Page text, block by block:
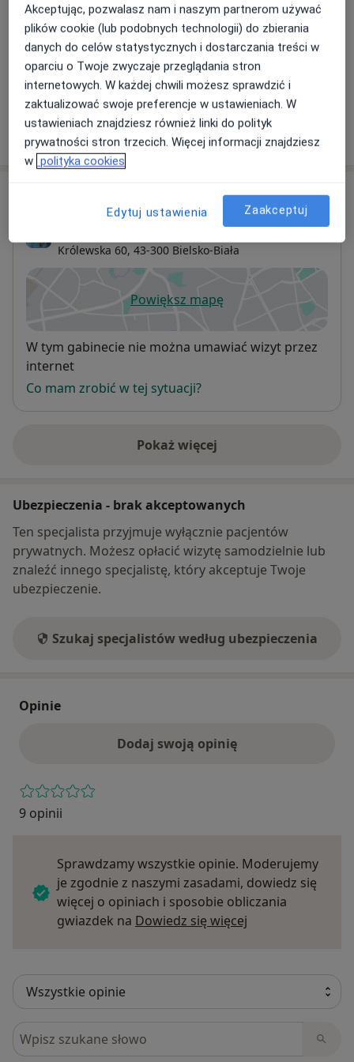
Masaż relaksacyjny
Szczegóły
+ 4 usługi
W jaki sposób ustalane są ceny?
Królewska 60, 43-300 Bielsko-Biała
Powiększ mapęotwiera się w nowej karcie
Dostępność
W tym gabinecie nie można umawiać wizyt przez
internet
Co mam zrobić w tej sytuacji?
Pokaż więcej
o adresie
Ubezpieczenia - brak akceptowanych
Ten specjalista przyjmuje wyłącznie pacjentów
prywatnych. Możesz opłacić wizytę samodzielnie lub
znaleźć innego specjalistę, który akceptuje Twoje
ubezpieczenie.
Szukaj specjalistów według ubezpieczenia
Opinie
Dodaj swoją opinię
9 opinii
Sprawdzamy wszystkie opinie. Moderujemy
je zgodnie z naszymi zasadami, dowiedz się
więcej o opiniach i sposobie obliczania
gwiazdek na Dowiedz się więcej
Szukaj w opiniach
Akceptując, pozwalasz nam i naszym partnerom używać
plików cookie (lub podobnych technologii) do zbierania
danych do celów statystycznych i dostarczania treści w
oparciu o Twoje zwyczaje przeglądania stron
internetowych. W każdej chwili możesz sprawdzić i
zaktualizować swoje preferencje w ustawieniach. W
ustawieniach znajdziesz również linki do polityk
prywatności stron trzecich. Więcej informacji znajdziesz
w polityka cookies
Edytuj ustawienia Zaakceptuj